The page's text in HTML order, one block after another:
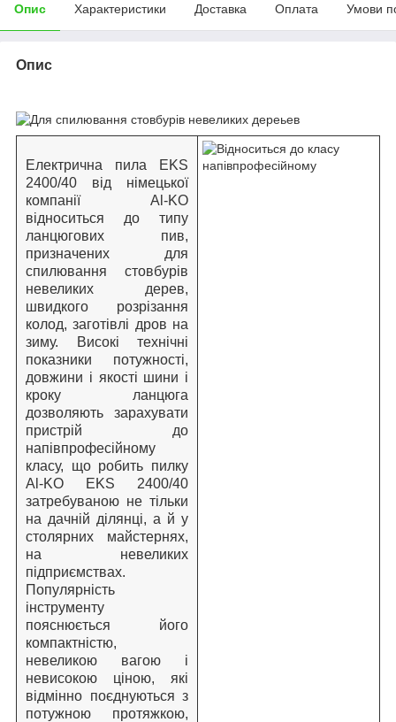
Опис Характеристики Доставка Оплата Умови
Опис
Електрична пила EKS
2400/40 від німецької
компанії Al-KO
відноситься до типу
ланцюгових пив,
призначених для
спилювання стовбурів
невеликих дерев,
швидкого розрізання
колод, заготівлі дров на
зиму. Високі технічні
показники потужності,
довжини і якості шини і
кроку ланцюга
дозволяють зарахувати
пристрій до
напівпрофесійному
класу, що робить пилку
Al-KO EKS 2400/40
затребуваною не тільки
на дачній ділянці, а й у
столярних майстернях,
на невеликих
підприємствах.
Популярність
інструменту
пояснюється його
компактністю,
невеликою вагою і
невисокою ціною, які
відмінно поєднуються з
потужною протяжкою,